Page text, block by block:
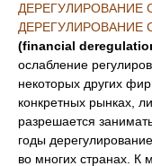
(financial
ослабление
некоторых других
конкретных рынках,
разрешается
годы
во многих странах. К